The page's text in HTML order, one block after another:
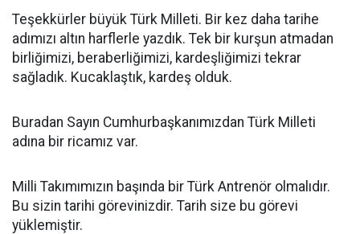
Teşekkürler büyük Türk Milleti. Bir kez daha tarihe
adımızı altın harflerle yazdık. Tek bir kurşun atmadan
birliğimizi, beraberliğimizi, kardeşliğimizi tekrar
sağladık. Kucaklaştık, kardeş olduk.
Buradan Sayın Cumhurbaşkanımızdan Türk Milleti
adına bir ricamız var.
Milli Takımımızın başında bir Türk Antrenör olmalıdır.
Bu sizin tarihi görevinizdir. Tarih size bu görevi
yüklemiştir.